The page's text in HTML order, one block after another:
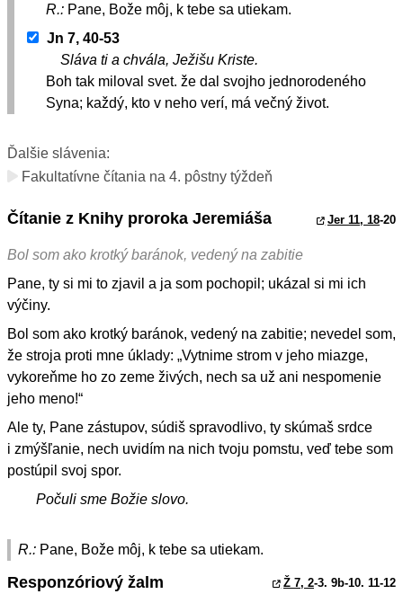
R.: Pane, Bože môj, k tebe sa utiekam.
Jn 7, 40-53
Sláva ti a chvála, Ježišu Kriste.
Boh tak miloval svet. že dal svojho jednorodeného
Syna; každý, kto v neho verí, má večný život.
Ďalšie slávenia:
Fakultatívne čítania na 4. pôstny týždeň
Čítanie z Knihy proroka Jeremiáša Jer 11, 18-20
Bol som ako krotký baránok, vedený na zabitie
Pane, ty si mi to zjavil a ja som pochopil; ukázal si mi ich
výčiny.
Bol som ako krotký baránok, vedený na zabitie; nevedel som,
že stroja proti mne úklady: „Vytnime strom v jeho miazge,
vykoreňme ho zo zeme živých, nech sa už ani nespomenie
jeho meno!“
Ale ty, Pane zástupov, súdiš spravodlivo, ty skúmaš srdce
i zmýšľanie, nech uvidím na nich tvoju pomstu, veď tebe som
postúpil svoj spor.
Počuli sme Božie slovo.
R.: Pane, Bože môj, k tebe sa utiekam.
Responzóriový žalm Ž 7, 2-3. 9b-10. 11-12